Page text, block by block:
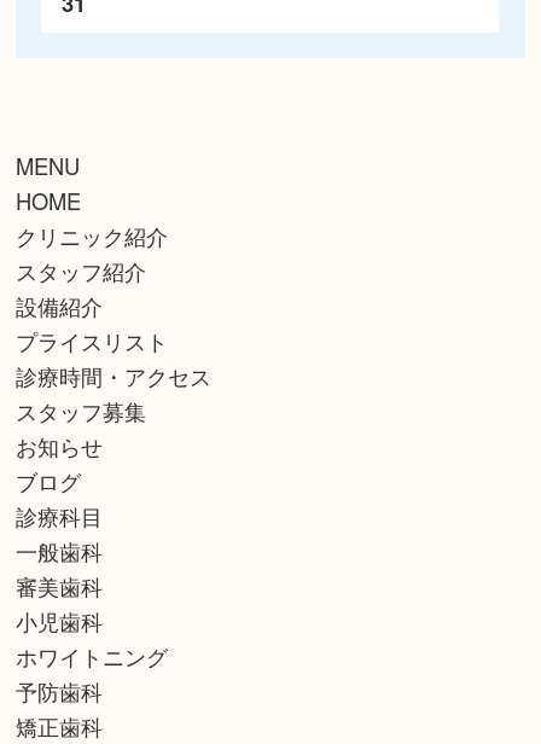
MENU
HOME
クリニック紹介
スタッフ紹介
設備紹介
プライスリスト
診療時間・アクセス
スタッフ募集
お知らせ
ブログ
診療科目
一般歯科
審美歯科
小児歯科
ホワイトニング
予防歯科
矯正歯科